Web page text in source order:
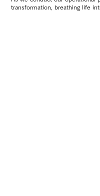
transformation, breathing life